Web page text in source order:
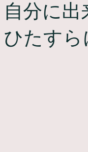
自分に出
ひたす